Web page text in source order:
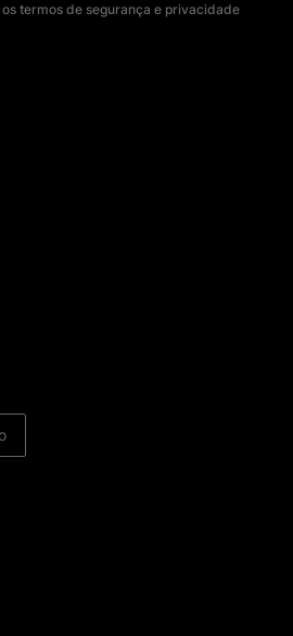
termos de segurança e privacidade